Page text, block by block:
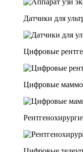
Датчики для
Цифровые
Цифровые